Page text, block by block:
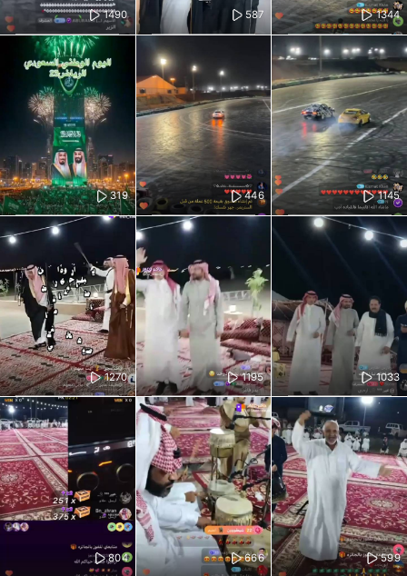
1490 587 1344
319 446 1145
1270 1195 1033
804 666 599